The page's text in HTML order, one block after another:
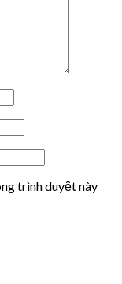
trình duyệt này